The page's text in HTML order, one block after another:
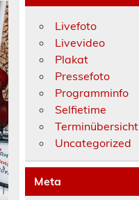
Livefoto
Livevideo
Plakat
Pressefoto
Programminfo
Selfietime
Terminübersicht
Uncategorized
Meta